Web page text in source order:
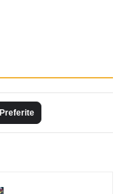
Preferite